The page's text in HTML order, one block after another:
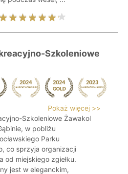
Szkoleniowe
Pokaż więcej >>
Szkoleniowe Żawakol
w pobliżu
Parku
co sprzyja organizacji
od miejskiego zgiełku.
jest w eleganckim,